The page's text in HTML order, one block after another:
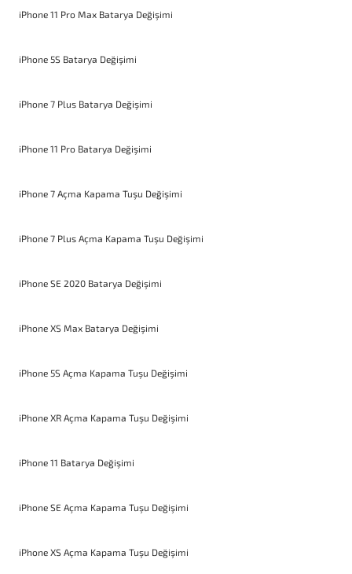
iPhone 11 Pro Max Batarya Değişimi
iPhone 5S Batarya Değişimi
iPhone 7 Plus Batarya Değişimi
iPhone 11 Pro Batarya Değişimi
iPhone 7 Açma Kapama Tuşu Değişimi
iPhone 7 Plus Açma Kapama Tuşu Değişimi
iPhone SE 2020 Batarya Değişimi
iPhone XS Max Batarya Değişimi
iPhone 5S Açma Kapama Tuşu Değişimi
iPhone XR Açma Kapama Tuşu Değişimi
iPhone 11 Batarya Değişimi
iPhone SE Açma Kapama Tuşu Değişimi
iPhone XS Açma Kapama Tuşu Değişimi